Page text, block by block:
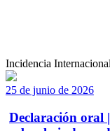
Incidencia
25 de junio de 2026
Declaración oral